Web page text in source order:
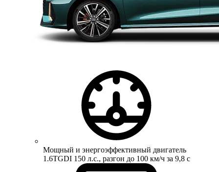
Мощный и энергоэффективный двигатель
1.6TGDI 150 л.с., разгон до 100 км/ч за 9,8 с